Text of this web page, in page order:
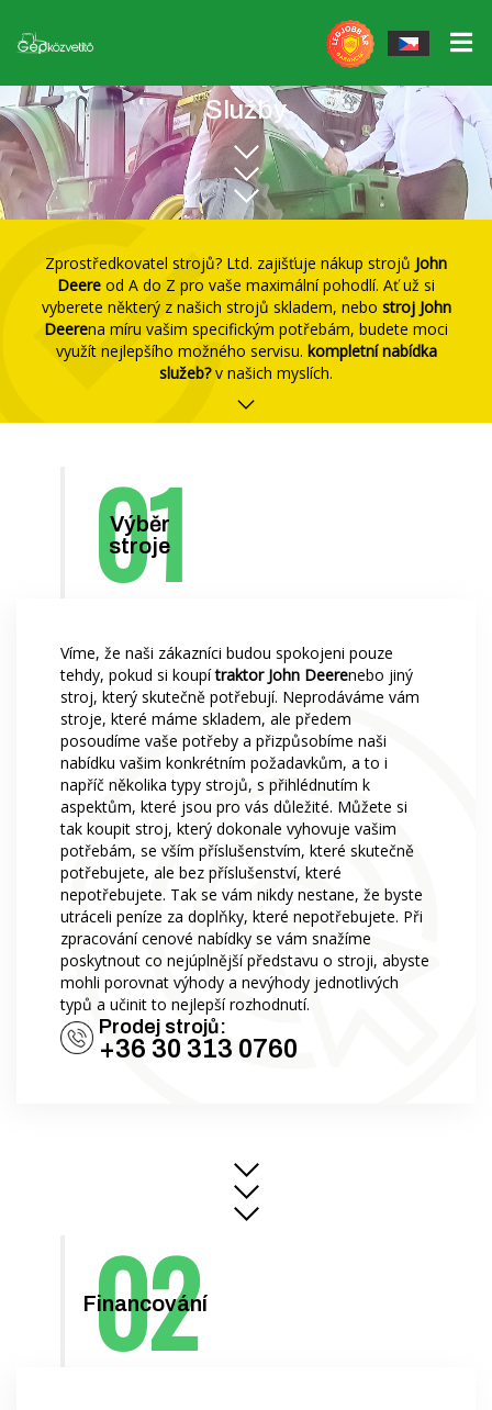
Elektrické nářadí ▼
John Deere gépek
Massey Ferguson gépek
Egyéb erőgépek
Pracovní nástroje ▼
Pracovní nářadí Massey Ferguson
QUICKE Čelní žaluzie, příslušenství
Vagony Fliegl
Příslušenství Fliegl Agrocenter
Půdní stroje GÜTTLER
Rotační nosníky MORENI
Pracovní nástroje Quivogne
Půdní stroje LETÁK-LEKO
Ostatní příslušenství
Nabídka STS
Náhradní díly
Gumik/Felnik
Program zaručeného zpětného odkupu
Naše služby
Financování
Kontakt
English
Magyar
Deutsch
Română
Hrvatski
Nederlands
Русский
српски
Українська
Služby
Zprostředkovatel strojů? Ltd. zajišťuje nákup strojů John
Deere od A do Z pro vaše maximální pohodlí. Ať už si
vyberete některý z našich strojů skladem, nebo stroj John
Deerena míru vašim specifickým potřebám, budete moci
využít nejlepšího možného servisu. kompletní nabídka
služeb?v našich myslích.
Výběr
stroje
Víme, že naši zákazníci budou spokojeni pouze
tehdy, pokud si koupítraktor John Deerenebo jiný
stroj, který skutečně potřebují. Neprodáváme vám
stroje, které máme skladem, ale předem
posoudíme vaše potřeby a přizpůsobíme naši
nabídku vašim konkrétním požadavkům, a to i
napříč několika typy strojů, s přihlédnutím k
aspektům, které jsou pro vás důležité. Můžete si
tak koupit stroj, který dokonale vyhovuje vašim
potřebám, se vším příslušenstvím, které skutečně
potřebujete, ale bez příslušenství, které
nepotřebujete. Tak se vám nikdy nestane, že byste
utráceli peníze za doplňky, které nepotřebujete. Při
zpracování cenové nabídky se vám snažíme
poskytnout co nejúplnější představu o stroji, abyste
mohli porovnat výhody a nevýhody jednotlivých
typů a učinit to nejlepší rozhodnutí.
Prodej strojů:
+36 30 313 0760
Financování